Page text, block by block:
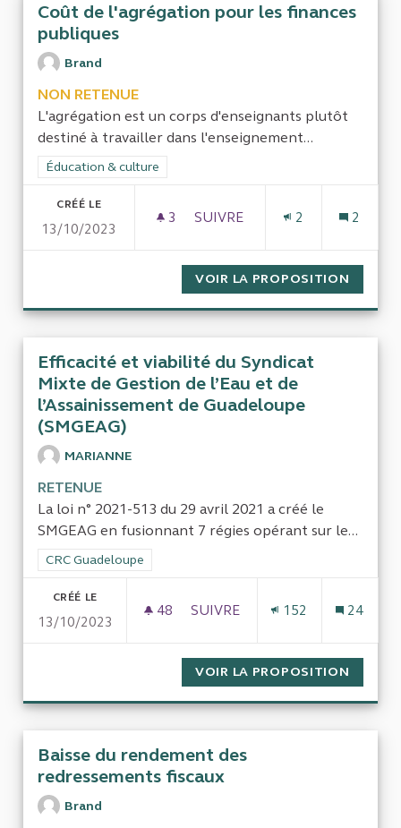
Coût de l'agrégation pour les finances
publiques
Brand
NON RETENUE
L'agrégation est un corps d'enseignants plutôt
destiné à travailler dans l'enseignement...
Filtrer les résultats de la catégorie : Éducation & culture
Éducation & culture
CRÉÉ LE
13/10/2023
3 3 ABONNÉS
SUIVRE
2 2
VOIR LA PROPOSITION
Efficacité et viabilité du Syndicat
Mixte de Gestion de l’Eau et de
l’Assainissement de Guadeloupe
(SMGEAG)
MARIANNE
RETENUE
La loi n° 2021-513 du 29 avril 2021 a créé le
SMGEAG en fusionnant 7 régies opérant sur le...
Filtrer les résultats de la catégorie : CRC Guadeloupe
CRC Guadeloupe
CRÉÉ LE
13/10/2023
48 48 ABONNÉS
SUIVRE
152 24
VOIR LA PROPOSITION
Baisse du rendement des
redressements fiscaux
Brand